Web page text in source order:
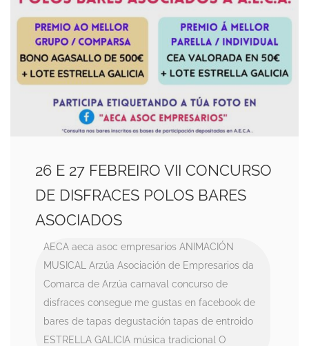
26 E 27 FEBREIRO VII CONCURSO
DE DISFRACES POLOS BARES
ASOCIADOS
AECA aeca asoc empresarios ANIMACIÓN
MUSICAL
Arzúa Asociación de Empresarios da
Comarca de Arzúa carnaval concurso de
disfraces consegue me gustas en facebook de
bares de tapas degustación tapas de entroido
ESTRELLA GALICIA música tradicional O